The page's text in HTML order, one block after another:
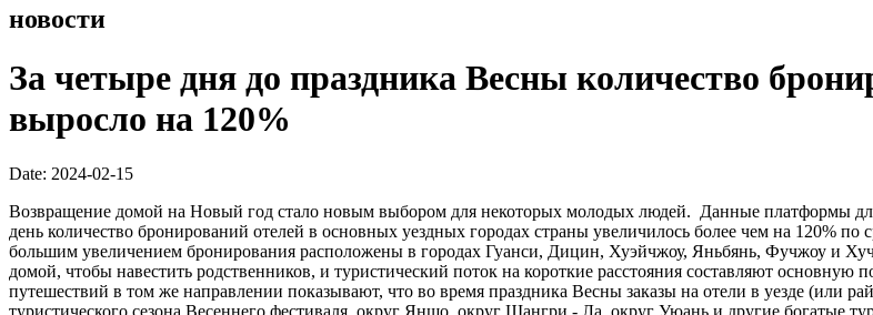
новости
За четыре дня до праздника Весны количество
выросло на 120%
Date: 2024-02-15
Возвращение домой на Новый год стало новым выбором для некоторых молодых людей. Данные платформы
день количество бронирований отелей в основных уездных городах страны увеличилось более чем на 120%
большим увеличением бронирования расположены в городах Гуанси, Дицин, Хуэйчжоу, Яньбянь, Фучжоу и
домой, чтобы навестить родственников, и туристический поток на короткие расстояния составляют
путешествий в том же направлении показывают, что во время праздника Весны заказы на отели в уезде (или
туристического сезона Весеннего фестиваля, округ Яншо, округ Шангри - Ла, округ Уюань и другие богатые